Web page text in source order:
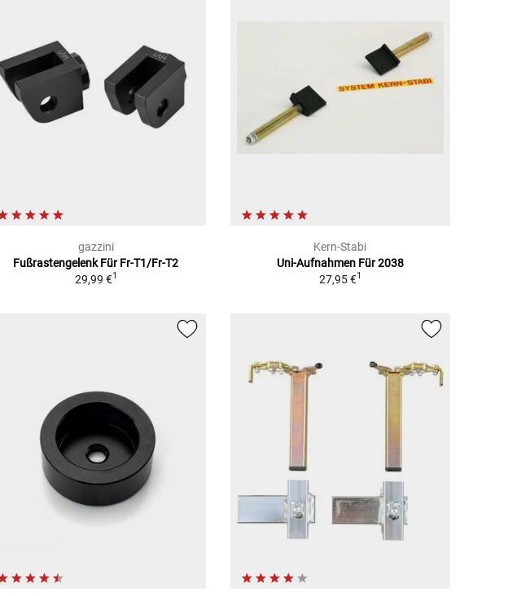
gazzini
Fußrastengelenk Für Fr-T1/Fr-T2
29,99 €1
Kern-Stabi
Uni-Aufnahmen Für 2038
27,95 €1